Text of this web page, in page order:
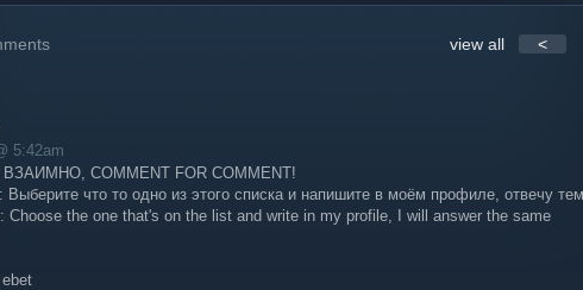
view all <
5:42am
ВЗАИМНО, COMMENT FOR COMMENT!
Выберите что то одно из этого списка и напишите в моём профиле, отвечу
Choose the one that's on the list and write in my profile, I will answer the same